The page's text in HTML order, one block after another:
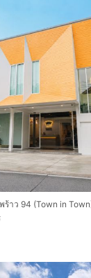
มีเหล็กดัด
อดภัย (รปภ)
:
นท์
ามคำแหง
รุงเทพฯ